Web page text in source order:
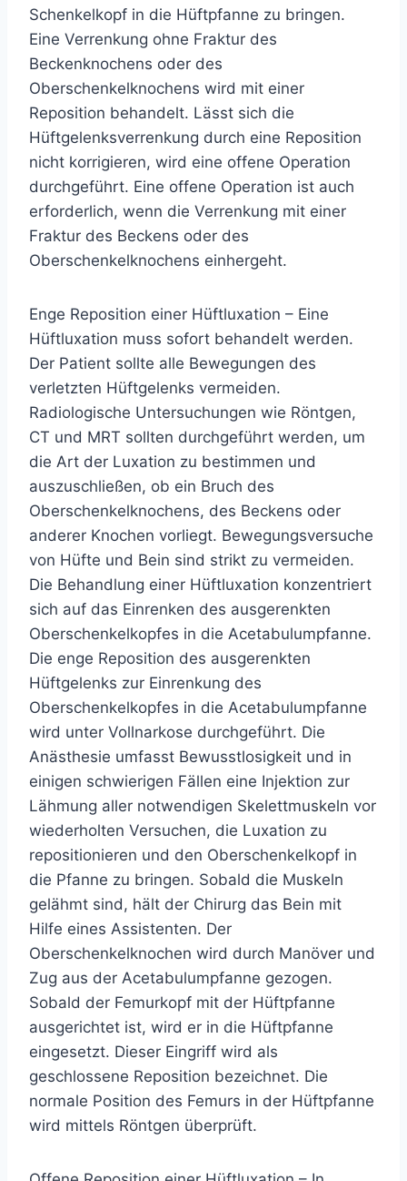
Schenkelkopf in die Hüftpfanne zu bringen.
Eine Verrenkung ohne Fraktur des
Beckenknochens oder des
Oberschenkelknochens wird mit einer
Reposition behandelt. Lässt sich die
Hüftgelenksverrenkung durch eine Reposition
nicht korrigieren, wird eine offene Operation
durchgeführt. Eine offene Operation ist auch
erforderlich, wenn die Verrenkung mit einer
Fraktur des Beckens oder des
Oberschenkelknochens einhergeht.
Enge Reposition einer Hüftluxation – Eine
Hüftluxation muss sofort behandelt werden.
Der Patient sollte alle Bewegungen des
verletzten Hüftgelenks vermeiden.
Radiologische Untersuchungen wie Röntgen,
CT und MRT sollten durchgeführt werden, um
die Art der Luxation zu bestimmen und
auszuschließen, ob ein Bruch des
Oberschenkelknochens, des Beckens oder
anderer Knochen vorliegt. Bewegungsversuche
von Hüfte und Bein sind strikt zu vermeiden.
Die Behandlung einer Hüftluxation konzentriert
sich auf das Einrenken des ausgerenkten
Oberschenkelkopfes in die Acetabulumpfanne.
Die enge Reposition des ausgerenkten
Hüftgelenks zur Einrenkung des
Oberschenkelkopfes in die Acetabulumpfanne
wird unter Vollnarkose durchgeführt. Die
Anästhesie umfasst Bewusstlosigkeit und in
einigen schwierigen Fällen eine Injektion zur
Lähmung aller notwendigen Skelettmuskeln vor
wiederholten Versuchen, die Luxation zu
repositionieren und den Oberschenkelkopf in
die Pfanne zu bringen. Sobald die Muskeln
gelähmt sind, hält der Chirurg das Bein mit
Hilfe eines Assistenten. Der
Oberschenkelknochen wird durch Manöver und
Zug aus der Acetabulumpfanne gezogen.
Sobald der Femurkopf mit der Hüftpfanne
ausgerichtet ist, wird er in die Hüftpfanne
eingesetzt. Dieser Eingriff wird als
geschlossene Reposition bezeichnet. Die
normale Position des Femurs in der Hüftpfanne
wird mittels Röntgen überprüft.